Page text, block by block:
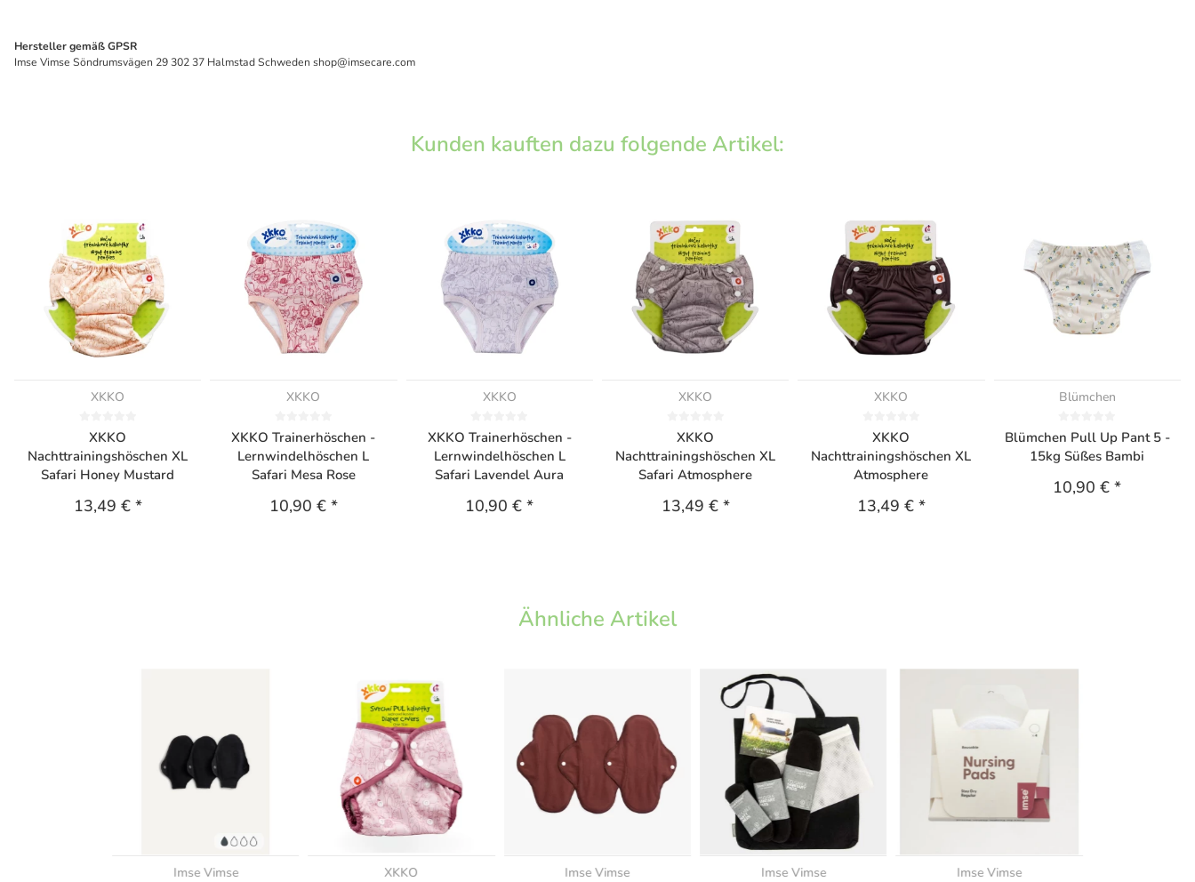
Hersteller gemäß GPSR
Imse Vimse Söndrumsvägen 29 302 37 Halmstad Schweden shop@imsecare.com
Kunden kauften dazu folgende Artikel:
XKKO
XKKO
Nachttrainingshöschen XL
Safari Honey Mustard
13,49 € *
XKKO
XKKO Trainerhöschen -
Lernwindelhöschen L
Safari Mesa Rose
10,90 € *
XKKO
XKKO Trainerhöschen -
Lernwindelhöschen L
Safari Lavendel Aura
10,90 €*
XKKO
XKKO
Nachttrainingshöschen XL
Safari Atmosphere
13,49 € *
XKKO
XKKO
Nachttrainingshöschen XL
Atmosphere
13,49 € *
Blümchen
Blümchen Pull Up Pant 5 -
15kg Süßes Bambi
10,90 €*
Ähnliche Artikel
Imse Vimse XKKO Imse Vimse Imse Vimse Imse Vimse